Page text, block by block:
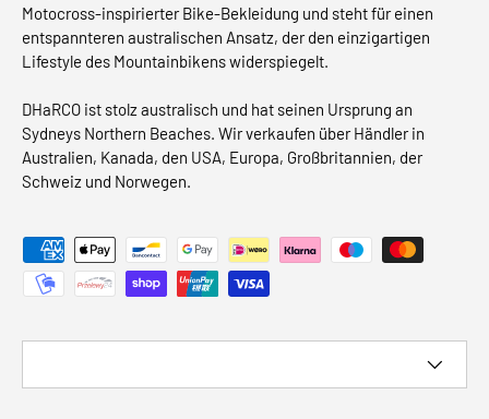
Motocross-inspirierter Bike-Bekleidung und steht für einen
entspannteren australischen Ansatz, der den einzigartigen
Lifestyle des Mountainbikens widerspiegelt.
DHaRCO ist stolz australisch und hat seinen Ursprung an
Sydneys Northern Beaches. Wir verkaufen über Händler in
Australien, Kanada, den USA, Europa, Großbritannien, der
Schweiz und Norwegen.
Akzeptierte Zahlungsmethoden